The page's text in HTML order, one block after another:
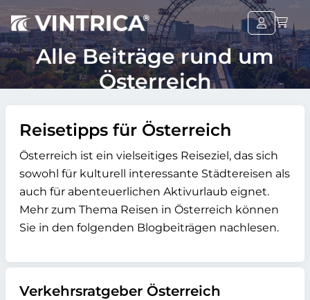
Alle Beiträge rund um
Österreich
Reisetipps für Österreich
Österreich ist ein vielseitiges Reiseziel, das sich
sowohl für kulturell interessante Städtereisen als
auch für abenteuerlichen Aktivurlaub eignet.
Mehr zum Thema Reisen in Österreich können
Sie in den folgenden Blogbeiträgen nachlesen.
Verkehrsratgeber Österreich